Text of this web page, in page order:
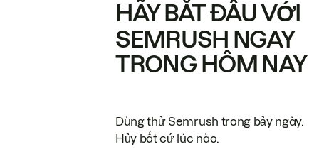
HÃY BẮT ĐẦU VỚI
SEMRUSH NGAY
TRONG HÔM NAY
Dùng thử Semrush trong bảy ngày.
Hủy bất cứ lúc nào.